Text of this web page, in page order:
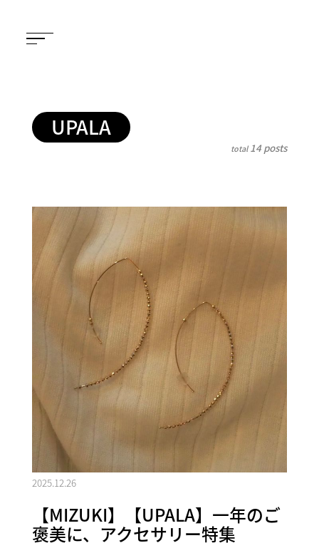
UPALA
total14 posts
2025.12.26
【MIZUKI】【UPALA】一年のご
褒美に、アクセサリー特集